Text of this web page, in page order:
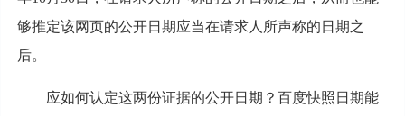
够推定该网页的公开日期应当在请求人所声称的日期之
后。
应如何认定这两份证据的公开日期？百度快照日期能